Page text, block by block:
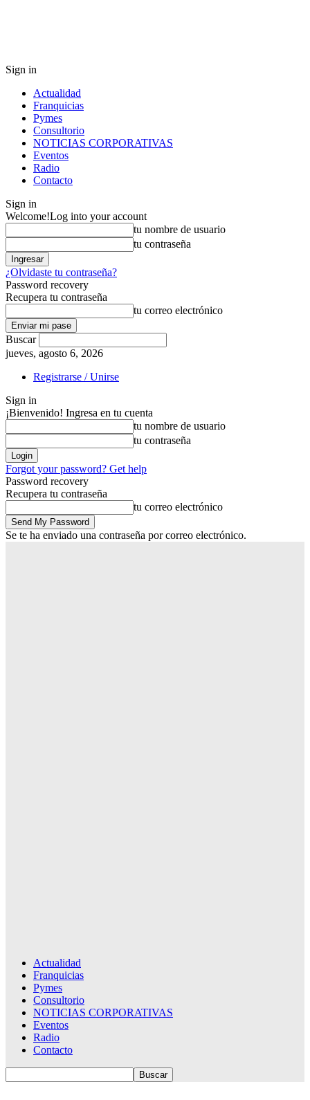
Sign in
Actualidad
Franquicias
Pymes
Consultorio
NOTICIAS CORPORATIVAS
Eventos
Radio
Contacto
Sign in
Welcome!Log into your account
tu nombre de usuario
tu contraseña
¿Olvidaste tu contraseña?
Password recovery
Recupera tu contraseña
tu correo electrónico
Buscar
jueves, agosto 6, 2026
Registrarse / Unirse
Sign in
¡Bienvenido! Ingresa en tu cuenta
tu nombre de usuario
tu contraseña
Forgot your password? Get help
Password recovery
Recupera tu contraseña
tu correo electrónico
Se te ha enviado una contraseña por correo electrónico.
Actualidad
Franquicias
Pymes
Consultorio
NOTICIAS CORPORATIVAS
Eventos
Radio
Contacto